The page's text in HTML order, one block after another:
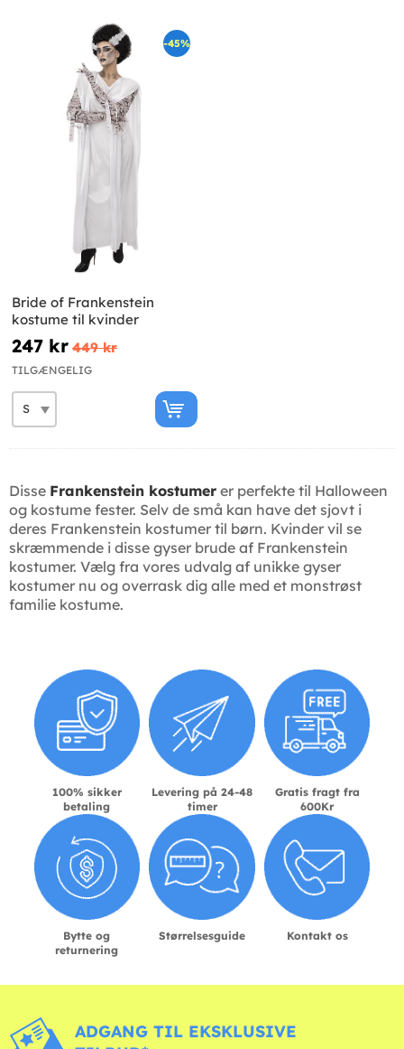
-45%
Bride of Frankenstein
kostume til kvinder
247 kr 449 kr
TILGÆNGELIG
Disse Frankenstein kostumer er perfekte til Halloween
og kostume fester. Selv de små kan have det sjovt i
deres Frankenstein kostumer til børn. Kvinder vil se
skræmmende i disse gyser brude af Frankenstein
kostumer. Vælg fra vores udvalg af unikke gyser
kostumer nu og overrask dig alle med et monstrøst
familie kostume.
100% sikker
betaling
Levering på 24-48
timer
Gratis fragt fra
600Kr
Bytte og
returnering
Størrelsesguide Kontakt os
ADGANG TIL EKSKLUSIVE